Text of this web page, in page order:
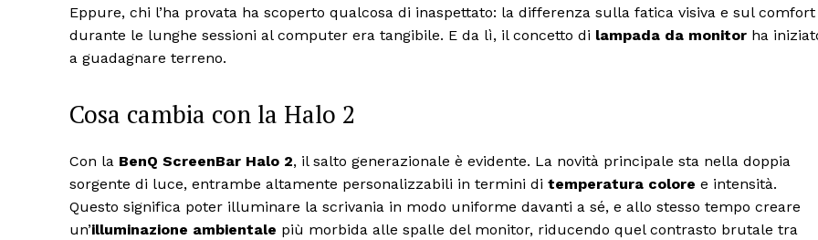
Eppure, chi l’ha provata ha scoperto qualcosa di inaspettato: la differenza sulla fatica visiva e sul comfort
durante le lunghe sessioni al computer era tangibile. E da lì, il concetto di lampada da monitor ha
a guadagnare terreno.
Cosa cambia con la Halo 2
Con la BenQ ScreenBar Halo 2, il salto generazionale è evidente. La novità principale sta nella doppia
sorgente di luce, entrambe altamente personalizzabili in termini di temperatura colore e intensità.
Questo significa poter illuminare la scrivania in modo uniforme davanti a sé, e allo stesso tempo creare
un’illuminazione ambientale più morbida alle spalle del monitor, riducendo quel contrasto brutale tra